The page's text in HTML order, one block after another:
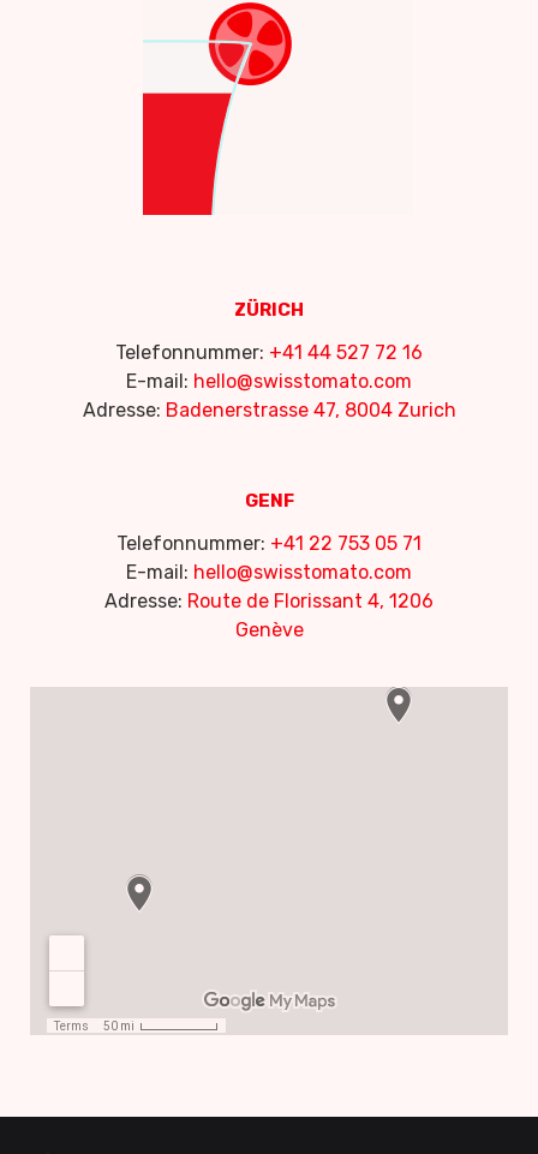
ZÜRICH
Telefonnummer: +41 44 527 72 16
E-mail: hello@swisstomato.com
Adresse: Badenerstrasse 47, 8004 Zurich
GENF
Telefonnummer: +41 22 753 05 71
E-mail: hello@swisstomato.com
Adresse: Route de Florissant 4, 1206
Genève